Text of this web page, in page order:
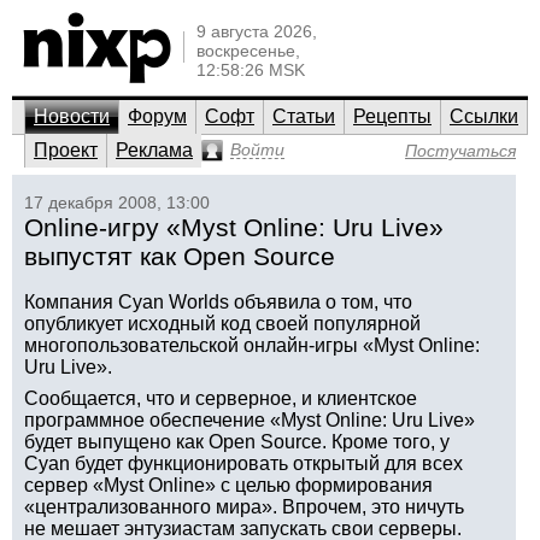
9 августа 2026,
воскресенье,
12:58:26 MSK
Новости Форум Софт Статьи Рецепты
Ссылки
Проект
Реклама Войти Постучаться
17 декабря 2008, 13:00
Online-игру «Myst Online: Uru Live»
выпустят как Open Source
Компания Cyan Worlds объявила о том, что
опубликует исходный код своей популярной
многопользовательской онлайн-игры «Myst Online:
Uru Live».
Сообщается, что и серверное, и клиентское
программное обеспечение «Myst Online: Uru Live»
будет выпущено как Open Source. Кроме того, у
Cyan будет функционировать открытый для всех
сервер «Myst Online» с целью формирования
«централизованного мира». Впрочем, это ничуть
не мешает энтузиастам запускать свои серверы.